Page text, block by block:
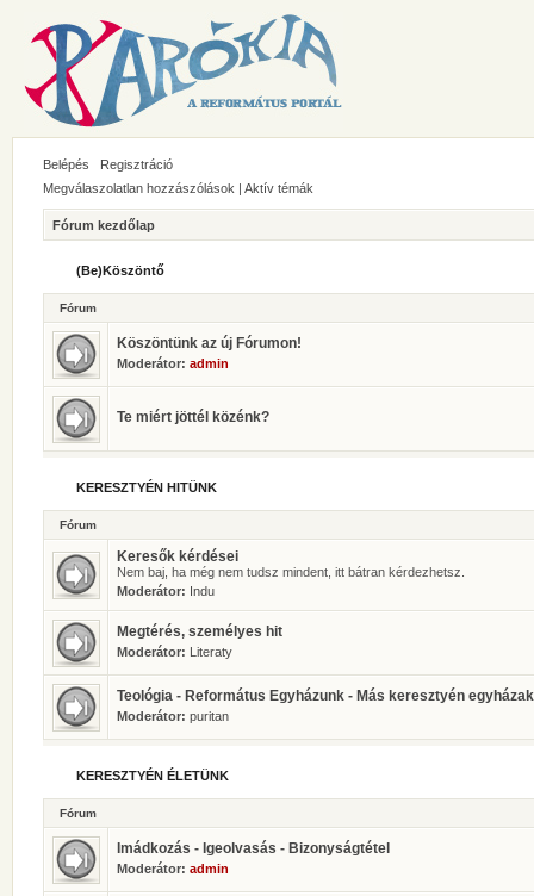
Belépés
Regisztráció
Megválaszolatlan hozzászólások | Aktív témák
Fórum kezdőlap
(Be)Köszöntő
Fórum
Köszöntünk az új Fórumon!
Moderátor: admin
Te miért jöttél közénk?
KERESZTYÉN HITÜNK
Fórum
Keresők kérdései
Nem baj, ha még nem tudsz mindent, itt bátran kérdezhetsz.
Moderátor: Indu
Megtérés, személyes hit
Moderátor: Literaty
Teológia - Református Egyházunk - Más keresztyén egyházak
Moderátor: puritan
KERESZTYÉN ÉLETÜNK
Fórum
Imádkozás - Igeolvasás - Bizonyságtétel
Moderátor: admin